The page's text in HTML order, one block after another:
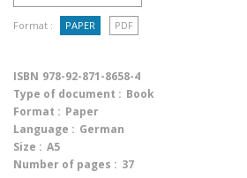
Format : PAPER PDF
ISBN 978-92-871-8658-4
Type of document : Book
Format : Paper
Language : German
Size : A5
Number of pages : 37